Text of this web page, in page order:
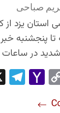
صباحی
استان یزد
تا پنجشنبه
در ساعات
Co
Lin
Yah